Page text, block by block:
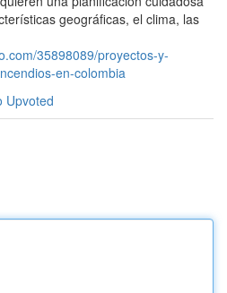
geográficas, el clima, las
35898089/proyectos-y-
en-colombia
Upvoted